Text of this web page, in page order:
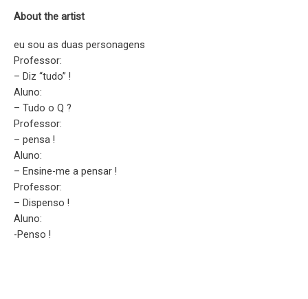
About the artist
eu sou as duas personagens
Professor:
– Diz “tudo” !
Aluno:
– Tudo o Q ?
Professor:
– pensa !
Aluno:
– Ensine-me a pensar !
Professor:
– Dispenso !
Aluno:
-Penso !